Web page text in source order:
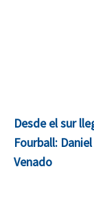
Desde el sur
Fourball:
Venado